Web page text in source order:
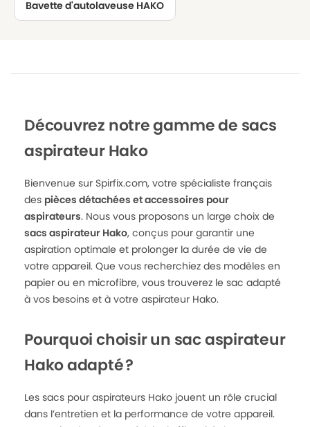
Bavette d'autolaveuse HAKO
Découvrez notre gamme de sacs
aspirateur Hako
Bienvenue sur Spirfix.com, votre spécialiste français
des pièces détachées et accessoires pour
aspirateurs. Nous vous proposons un large choix de
sacs aspirateur Hako, conçus pour garantir une
aspiration optimale et prolonger la durée de vie de
votre appareil. Que vous recherchiez des modèles en
papier ou en microfibre, vous trouverez le sac adapté
à vos besoins et à votre aspirateur Hako.
Pourquoi choisir un sac aspirateur
Hako adapté ?
Les sacs pour aspirateurs Hako jouent un rôle crucial
dans l’entretien et la performance de votre appareil.